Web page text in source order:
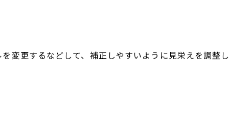
変更するなどして、補正しやすいように見栄えを調整し